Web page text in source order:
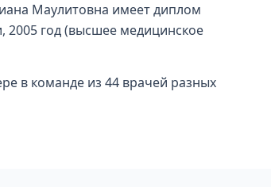
Маулитовна имеет диплом
2005 год (высшее медицинское
в команде из 44 врачей разных